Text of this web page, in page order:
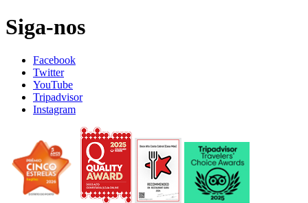
Siga-nos
Facebook
Twitter
YouTube
Tripadvisor
Instagram